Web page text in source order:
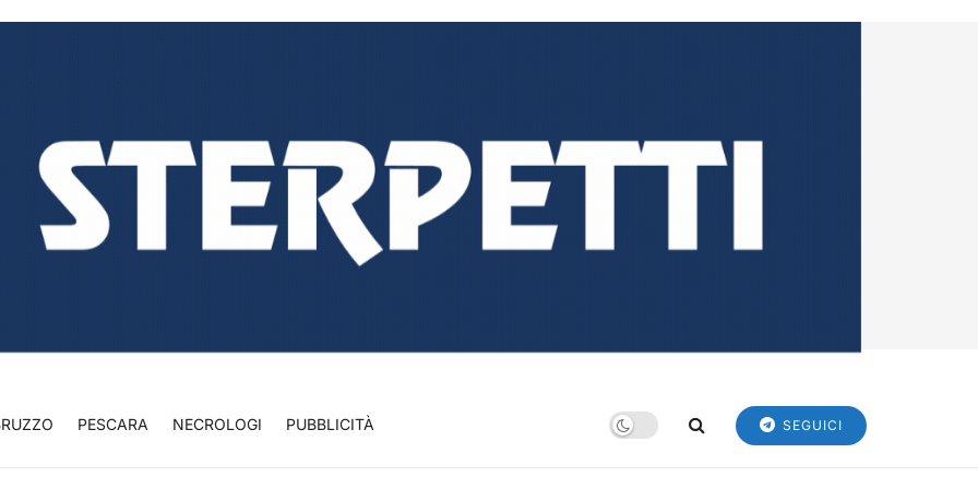
PESCARA NECROLOGI PUBBLICITÀ SEGUICI